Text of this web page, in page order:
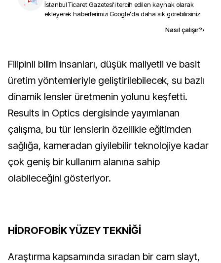
İstanbul Ticaret Gazetesi'i tercih edilen kaynak olarak
ekleyerek haberlerimizi Google'da daha sık görebilirsiniz.
Nasıl çalışır?›
Filipinli bilim insanları, düşük maliyetli ve basit
üretim yöntemleriyle geliştirilebilecek, su bazlı
dinamik lensler üretmenin yolunu keşfetti.
Results in Optics dergisinde yayımlanan
çalışma, bu tür lenslerin özellikle eğitimden
sağlığa, kameradan giyilebilir teknolojiye kadar
çok geniş bir kullanım alanına sahip
olabileceğini gösteriyor.
HİDROFOBİK YÜZEY TEKNİĞİ
Araştırma kapsamında sıradan bir cam slayt,